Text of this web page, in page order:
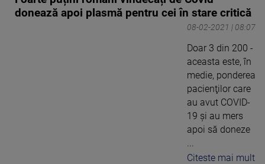
donează apoi plasmă pentru cei în stare critică
08-02-2021 | 08:07
Doar 3 din 200 -
aceasta este, în
medie, ponderea
pacienţilor care
au avut COVID-
19 şi au mers
apoi să doneze
...
Citeste mai mult